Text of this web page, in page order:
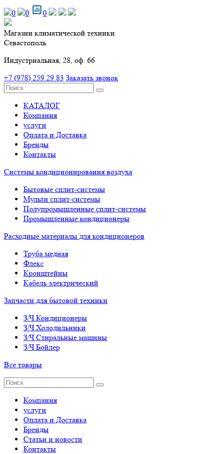
0 0 0
Магазин климатической техники
Севастополь
Индустриальная, 28, оф. 66
+7 (978) 259 29 83 Заказать звонок
КАТАЛОГ
Компания
услуги
Оплата и Доставка
Бренды
Контакты
Системы кондиционирования воздуха
Бытовые сплит-системы
Мульти сплит-системы
Полупромышленные сплит-системы
Промышленные кондиционеры
Расходные материалы для кондиционеров
Труба медная
Флекс
Кронштейны
Кабель электрический
Запчасти для бытовой техники
З/Ч Кондиционеры
З/Ч Холодильники
З/Ч Стиральные машины
З/Ч Бойлер
Все товары
Компания
услуги
Оплата и Доставка
Бренды
Статьи и новости
Контакты